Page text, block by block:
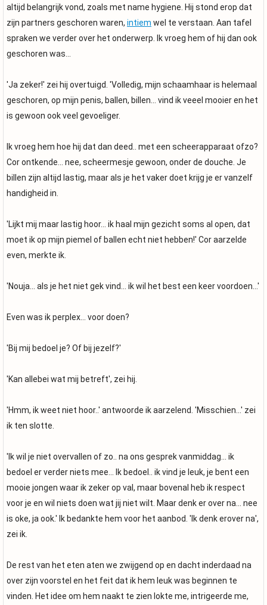
altijd belangrijk vond, zoals met name hygiene. Hij stond erop dat
zijn partners geschoren waren, intiem wel te verstaan. Aan tafel
spraken we verder over het onderwerp. Ik vroeg hem of hij dan ook
geschoren was...
'Ja zeker!' zei hij overtuigd. 'Volledig, mijn schaamhaar is helemaal
geschoren, op mijn penis, ballen, billen... vind ik veeel mooier en het
is gewoon ook veel gevoeliger.
Ik vroeg hem hoe hij dat dan deed.. met een scheerapparaat ofzo?
Cor ontkende... nee, scheermesje gewoon, onder de douche. Je
billen zijn altijd lastig, maar als je het vaker doet krijg je er vanzelf
handigheid in.
'Lijkt mij maar lastig hoor... ik haal mijn gezicht soms al open, dat
moet ik op mijn piemel of ballen echt niet hebben!' Cor aarzelde
even, merkte ik.
'Nouja... als je het niet gek vind... ik wil het best een keer voordoen...'
Even was ik perplex... voor doen?
'Bij mij bedoel je? Of bij jezelf?'
'Kan allebei wat mij betreft', zei hij.
'Hmm, ik weet niet hoor..' antwoorde ik aarzelend. 'Misschien...' zei
ik ten slotte.
'Ik wil je niet overvallen of zo.. na ons gesprek vanmiddag... ik
bedoel er verder niets mee... Ik bedoel.. ik vind je leuk, je bent een
mooie jongen waar ik zeker op val, maar bovenal heb ik respect
voor je en wil niets doen wat jij niet wilt. Maar denk er over na... nee
is oke, ja ook.' Ik bedankte hem voor het aanbod. 'Ik denk erover na',
zei ik.
De rest van het eten aten we zwijgend op en dacht inderdaad na
over zijn voorstel en het feit dat ik hem leuk was beginnen te
vinden. Het idee om hem naakt te zien lokte me, intrigeerde me,